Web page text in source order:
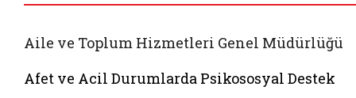
Aile ve Toplum Hizmetleri Genel Müdürlüğü
Afet ve Acil Durumlarda Psikososyal Destek